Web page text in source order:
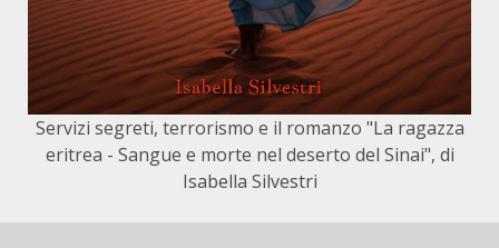
Servizi segreti, terrorismo e il romanzo "La ragazza
eritrea - Sangue e morte nel deserto del Sinai", di
Isabella Silvestri